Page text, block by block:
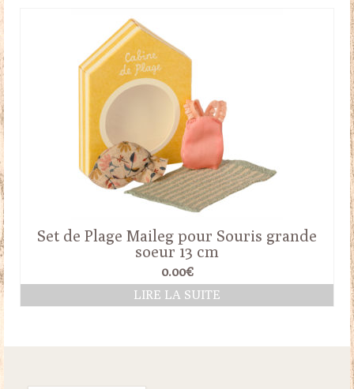
Set de Plage Maileg pour Souris grande
soeur 13 cm
0.00€
LIRE LA SUITE